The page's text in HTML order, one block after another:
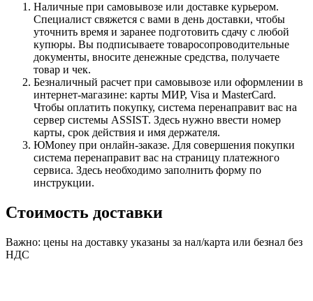
Наличные при самовывозе или доставке курьером.
Специалист свяжется с вами в день доставки, чтобы
уточнить время и заранее подготовить сдачу с любой
купюры. Вы подписываете товаросопроводительные
документы, вносите денежные средства, получаете
товар и чек.
Безналичный расчет при самовывозе или оформлении в
интернет-магазине: карты МИР, Visa и MasterCard.
Чтобы оплатить покупку, система перенаправит вас на
сервер системы ASSIST. Здесь нужно ввести номер
карты, срок действия и имя держателя.
ЮMoney при онлайн-заказе. Для совершения покупки
система перенаправит вас на страницу платежного
сервиса. Здесь необходимо заполнить форму по
инструкции.
Стоимость доставки
Важно: цены на доставку указаны за нал/карта или безнал без
НДС